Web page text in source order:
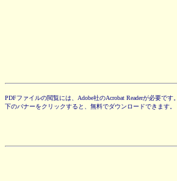
PDFファイルの閲覧には、Adobe社のAcrobat Readerが必要です。
下のバナーをクリックすると、無料でダウンロードできます。